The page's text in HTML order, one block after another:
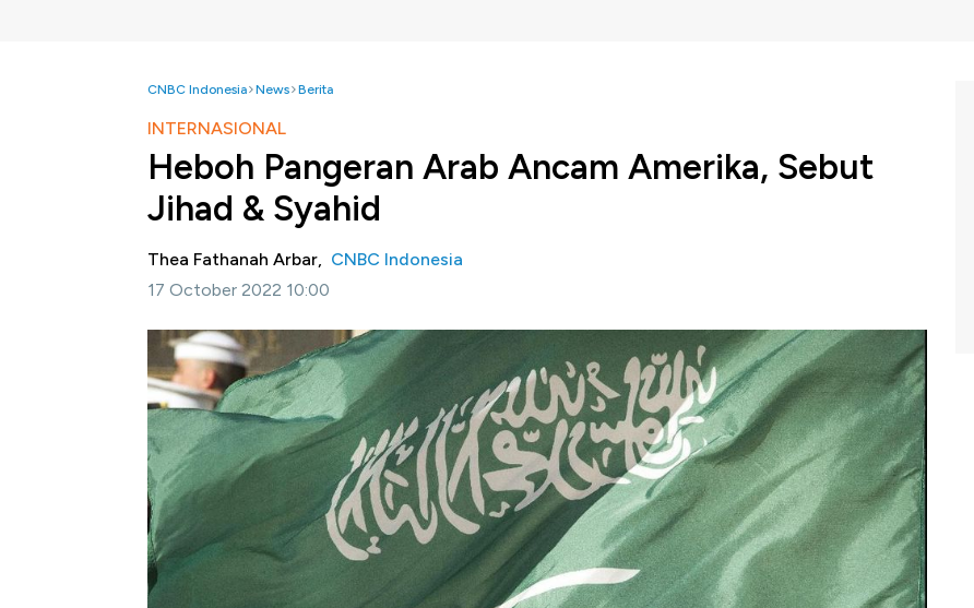
CNBC Indonesia News Berita
INTERNASIONAL
Heboh Pangeran Arab Ancam Amerika, Sebut
Jihad & Syahid
Thea Fathanah Arbar, CNBC Indonesia
17 October 2022 10:00